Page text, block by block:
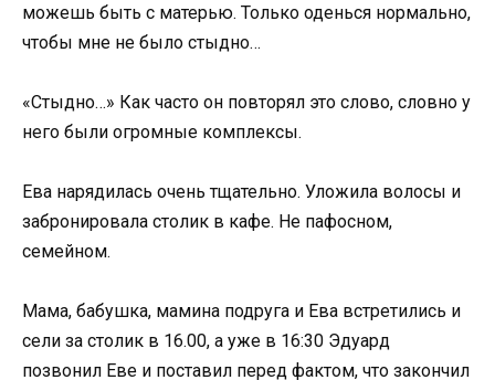
можешь быть с матерью. Только оденься нормально,
чтобы мне не было стыдно…
«Стыдно…» Как часто он повторял это слово, словно у
него были огромные комплексы.
Ева нарядилась очень тщательно. Уложила волосы и
забронировала столик в кафе. Не пафосном,
семейном.
Мама, бабушка, мамина подруга и Ева встретились и
сели за столик в 16.00, а уже в 16:30 Эдуард
позвонил Еве и поставил перед фактом, что закончил